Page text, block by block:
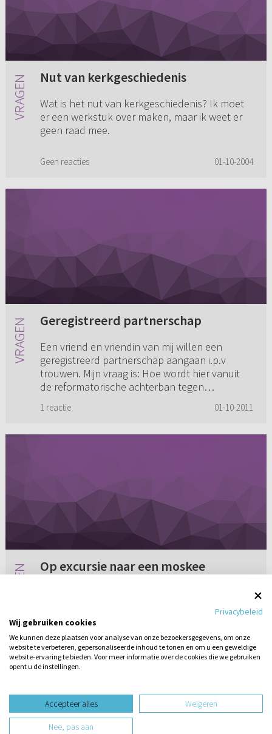
Nut van kerkgeschiedenis
Wat is het nut van kerkgeschiedenis? Ik moet
er een werkstuk over maken, maar ik weet er
geen raad mee.
Geen reacties 01-10-2004
Geregistreerd partnerschap
Een vriend en vriendin van mij willen een
geregistreerd partnerschap aangaan i.p.v
trouwen. Mijn vraag is: Hoe wordt hier vanuit
de reformatorische achterban tegen
1 reactie 01-10-2011
Op excursie naar een moskee
Geen reacties 01-10-2004
design website door
website-ontwikkeling door
een vraag
Privacybeleid
Wij gebruiken cookies
We kunnen deze plaatsen voor analyse van onze bezoekersgegevens, om onze
website te verbeteren, gepersonaliseerde inhoud te tonen en om u een geweldige
website-ervaring te bieden. Voor meer informatie over de cookies die we gebruiken
opent u de instellingen.
Accepteer alles Weigeren
Nee, pas aan